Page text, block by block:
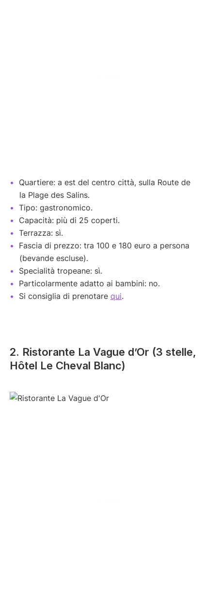
Quartiere: a est del centro città, sulla Route de
la Plage des Salins.
Tipo: gastronomico.
Capacità: più di 25 coperti.
Terrazza: sì.
Fascia di prezzo: tra 100 e 180 euro a persona
(bevande escluse).
Specialità tropeane: sì.
Particolarmente adatto ai bambini: no.
Si consiglia di prenotare qui.
2. Ristorante La Vague d’Or (3 stelle,
Hôtel Le Cheval Blanc)